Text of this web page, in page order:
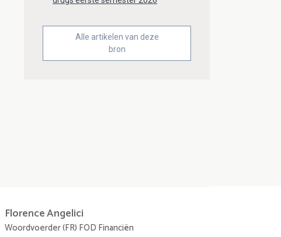
Alle artikelen van deze
bron
FlorenceAngelici
Woordvoerder (FR) FOD Financiën